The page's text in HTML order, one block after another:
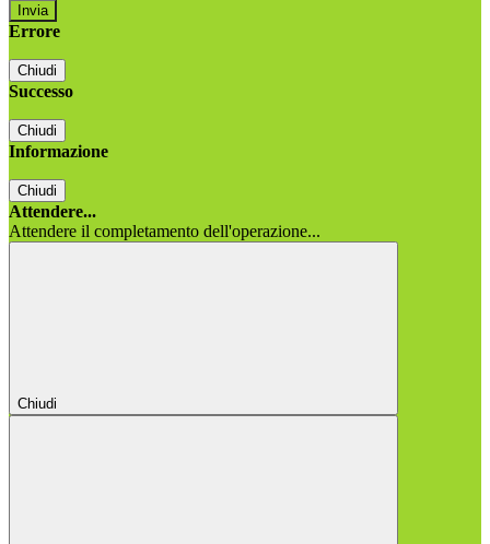
Errore
Chiudi
Successo
Chiudi
Informazione
Chiudi
Attendere...
Attendere il completamento dell'operazione...
Chiudi